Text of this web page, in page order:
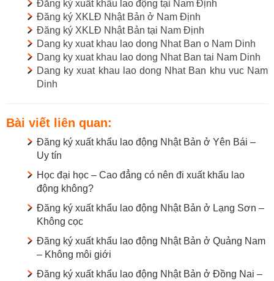
Đăng ký xuất khẩu lao động tại Nam Định
Đăng ký XKLĐ Nhật Bản ở Nam Định
Đăng ký XKLĐ Nhật Bản tại Nam Định
Dang ky xuat khau lao dong Nhat Ban o Nam Dinh
Dang ky xuat khau lao dong Nhat Ban tai Nam Dinh
Dang ky xuat khau lao dong Nhat Ban khu vuc Nam
Dinh
Bài viết liên quan:
Đăng ký xuất khẩu lao động Nhật Bản ở Yên Bái –
Uy tín
Học đại học – Cao đẳng có nên đi xuất khẩu lao
động không?
Đăng ký xuất khẩu lao động Nhật Bản ở Lạng Sơn –
Không cọc
Đăng ký xuất khẩu lao động Nhật Bản ở Quảng Nam
– Không môi giới
Đăng ký xuất khẩu lao động Nhật Bản ở Đồng Nai –